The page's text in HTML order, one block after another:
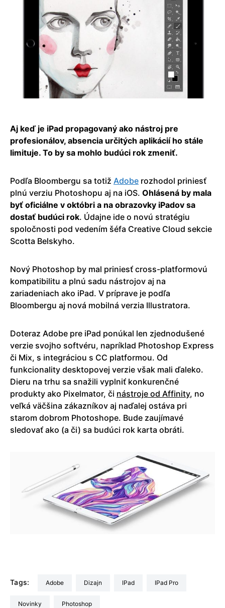
Aj keď je iPad propagovaný ako nástroj pre
profesionálov, absencia určitých aplikácií ho stále
limituje. To by sa mohlo budúci rok zmeniť.
Podľa Bloombergu sa totiž Adobe rozhodol priniesť
plnú verziu Photoshopu aj na iOS. Ohlásená by mala
byť oficiálne v októbri a na obrazovky iPadov sa
dostať budúci rok. Údajne ide o novú stratégiu
spoločnosti pod vedením šéfa Creative Cloud sekcie
Scotta Belskyho.
Nový Photoshop by mal priniesť cross-platformovú
kompatibilitu a plnú sadu nástrojov aj na
zariadeniach ako iPad. V príprave je podľa
Bloombergu aj nová mobilná verzia Illustratora.
Doteraz Adobe pre iPad ponúkal len zjednodušené
verzie svojho softvéru, napríklad Photoshop Express
či Mix, s integráciou s CC platformou. Od
funkcionality desktopovej verzie však mali ďaleko.
Dieru na trhu sa snažili vyplniť konkurenčné
produkty ako Pixelmator, či nástroje od Affinity, no
veľká väčšina zákazníkov aj naďalej ostáva pri
starom dobrom Photoshope. Bude zaujímavé
sledovať ako (a či) sa budúci rok karta obráti.
Tags: Adobe dizajn iPad iPad Pro
Novinky Photoshop